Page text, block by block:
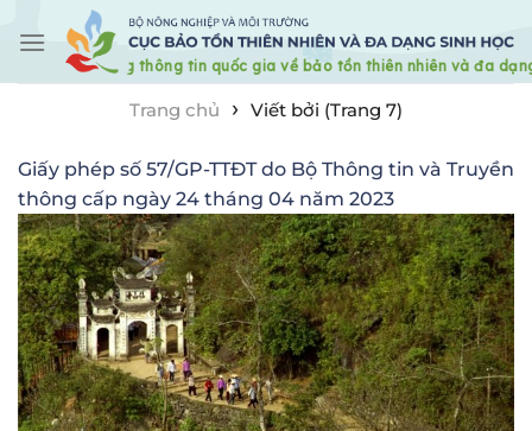
content
Trang chủ
› Viết bởi (Trang 7)
Giấy phép số 57/GP-TTĐT do Bộ Thông tin và Truyền
thông cấp ngày 24 tháng 04 năm 2023